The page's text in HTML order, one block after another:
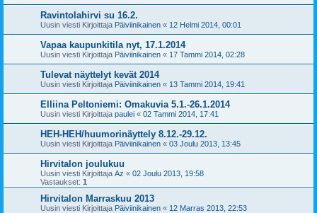
Ravintolahirvi su 16.2.
Uusin viesti Kirjoittaja Päiviinikainen « 12 Helmi 2014, 00:01
Vapaa kaupunkitila nyt, 17.1.2014
Uusin viesti Kirjoittaja Päiviinikainen « 17 Tammi 2014, 02:28
Tulevat näyttelyt kevät 2014
Uusin viesti Kirjoittaja Päiviinikainen « 13 Tammi 2014, 19:41
Elliina Peltoniemi: Omakuvia 5.1.-26.1.2014
Uusin viesti Kirjoittaja paulei « 02 Tammi 2014, 17:41
HEH-HEH/huumorinäyttely 8.12.-29.12.
Uusin viesti Kirjoittaja Päiviinikainen « 03 Joulu 2013, 13:45
Hirvitalon joulukuu
Uusin viesti Kirjoittaja Az « 02 Joulu 2013, 19:58
Vastaukset: 1
Hirvitalon Marraskuu 2013
Uusin viesti Kirjoittaja Päiviinikainen « 12 Marras 2013, 22:53